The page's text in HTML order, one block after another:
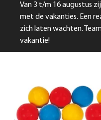
Van 3 t/m 16 augustus
met de vakanties. Een
zich laten wachten.
vakantie!